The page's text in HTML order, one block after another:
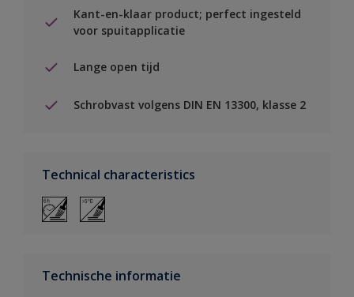
Kant-en-klaar product; perfect ingesteld
voor spuitapplicatie
Lange open tijd
Schrobvast volgens DIN EN 13300, klasse 2
Technical characteristics
Technische informatie